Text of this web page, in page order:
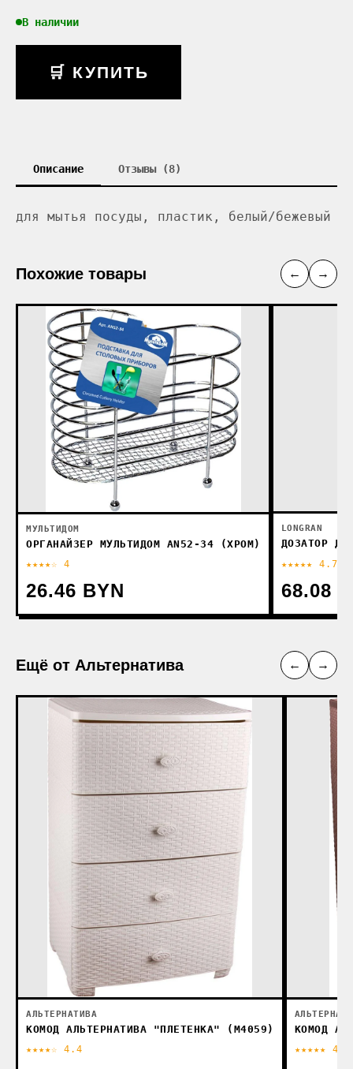
В наличии
🛒 КУПИТЬ
Описание Отзывы (8)
для мытья посуды, пластик, белый/бежевый
Похожие товары ← →
МУЛЬТИДОМ
ОРГАНАЙЗЕР МУЛЬТИДОМ AN52-34 (ХРОМ)
★★★★☆ 4
26.46 BYN
LONGRAN
ДОЗАТОР
★★★★★ 4.7
68.08
Ещё от Альтернатива ← →
АЛЬТЕРНАТИВА
КОМОД АЛЬТЕРНАТИВА "ПЛЕТЕНКА" (М4059)
★★★★☆ 4.4
КОМОД
★★★★★ 4.5